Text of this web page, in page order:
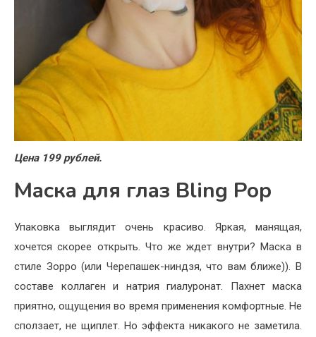
Цена 199 рублей.
Маска для глаз Bling Pop
Упаковка выглядит очень красиво. Яркая, манящая,
хочется скорее открыть. Что же ждет внутри? Маска в
стиле Зорро (или Черепашек-ниндзя, что вам ближе)). В
составе коллаген и натрия гиалуронат. Пахнет маска
приятно, ощущения во время применения комфортные. Не
сползает, не щиплет. Но эффекта никакого не заметила.